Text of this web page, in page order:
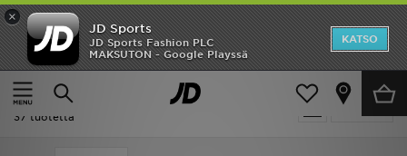
×
JD Sports
JD Sports Fashion PLC
MAKSUTON - Google Playssä
KATSO
Etusivu
Reput
Suodata
Reput
37 tuotetta
Etusivu
Ale
Uutuudet